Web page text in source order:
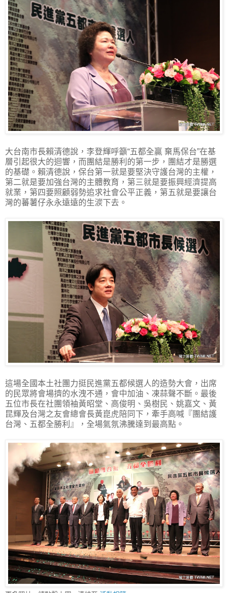
大台南市長賴清德說，李登輝呼籲“五都全贏 棄馬保台”在基
層引起很大的迴響，而團結是勝利的第一步，團結才是勝選
的基礎。賴清德說，保台第一就是要堅決守護台灣的主權，
第二就是要加強台灣的主體教育，第三就是要振興經濟提高
就業，第四要照顧弱勢追求社會公平正義，第五就是要讓台
灣的蕃薯仔永永遠遠的生湠下去。
這場全國本土社團力挺民進黨五都候選人的造勢大會，出席
的民眾將會場擠的水洩不通，會中加油、凍蒜聲不斷。最後
五位市長在社團領袖黃昭堂、高俊明、吳樹民、姚嘉文、黃
昆輝及台灣之友會總會長黃崑虎陪同下，牽手高喊『團結護
台灣、五都全勝利』，全場氣氛沸騰達到最高點。